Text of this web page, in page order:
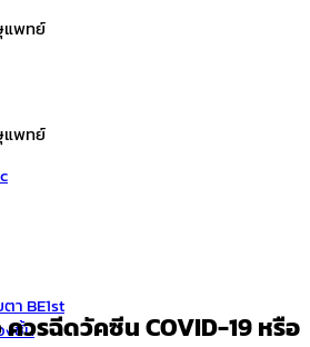
แพทย์
แพทย์
า BE1st
งชั้นวรฉีดวัคซีน COVID-19 หรือ